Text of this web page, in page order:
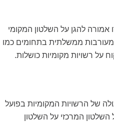
אמורה להגן על השלטון המקומי
ממשלתית בתחומים כמו
על רשויות מקומיות כושלות.
של הרשויות המקומיות בפועל
השלטון המרכזי על השלטון